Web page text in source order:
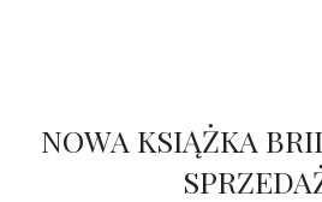
NOWA KSIĄŻKA